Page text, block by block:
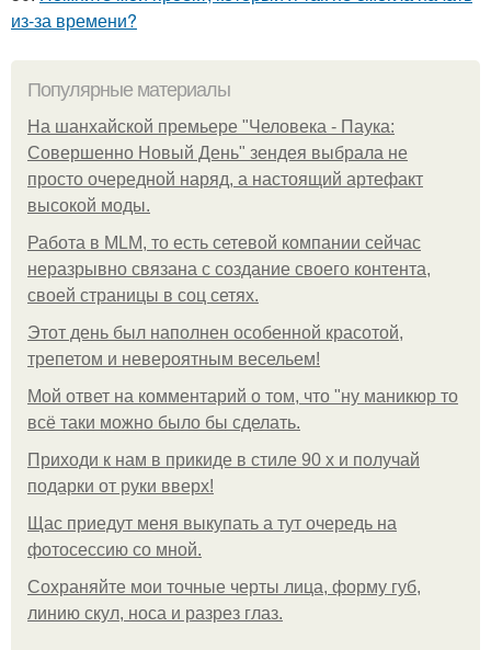
из-за времени?
Популярные материалы
На шанхайской премьере "Человека - Паука:
Совершенно Новый День" зендея выбрала не
просто очередной наряд, а настоящий артефакт
высокой моды.
Работа в MLM, то есть сетевой компании сейчас
неразрывно связана с создание своего контента,
своей страницы в соц сетях.
Этот день был наполнен особенной красотой,
трепетом и невероятным весельем!
Мой ответ на комментарий о том, что "ну маникюр то
всё таки можно было бы сделать.
Приходи к нам в прикиде в стиле 90 х и получай
подарки от руки вверх!
Щас приедут меня выкупать а тут очередь на
фотосессию со мной.
Сохраняйте мои точные черты лица, форму губ,
линию скул, носа и разрез глаз.